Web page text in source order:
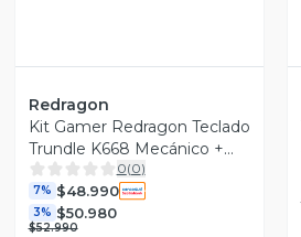
Redragon
Kit Gamer Redragon Teclado
Trundle K668 Mecánico +
Mouse King M724
0(0)
7% $48.990
3% $50.980
$52.990